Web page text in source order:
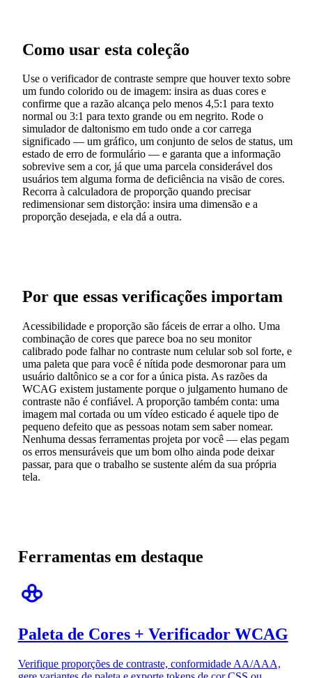
Como usar esta coleção
Use o verificador de contraste sempre que houver texto sobre
um fundo colorido ou de imagem: insira as duas cores e
confirme que a razão alcança pelo menos 4,5:1 para texto
normal ou 3:1 para texto grande ou em negrito. Rode o
simulador de daltonismo em tudo onde a cor carrega
significado — um gráfico, um conjunto de selos de status, um
estado de erro de formulário — e garanta que a informação
sobrevive sem a cor, já que uma parcela considerável dos
usuários tem alguma forma de deficiência na visão de cores.
Recorra à calculadora de proporção quando precisar
redimensionar sem distorção: insira uma dimensão e a
proporção desejada, e ela dá a outra.
Por que essas verificações importam
Acessibilidade e proporção são fáceis de errar a olho. Uma
combinação de cores que parece boa no seu monitor
calibrado pode falhar no contraste num celular sob sol forte, e
uma paleta que para você é nítida pode desmoronar para um
usuário daltônico se a cor for a única pista. As razões da
WCAG existem justamente porque o julgamento humano de
contraste não é confiável. A proporção também conta: uma
imagem mal cortada ou um vídeo esticado é aquele tipo de
pequeno defeito que as pessoas notam sem saber nomear.
Nenhuma dessas ferramentas projeta por você — elas pegam
os erros mensuráveis que um bom olho ainda pode deixar
passar, para que o trabalho se sustente além da sua própria
tela.
Ferramentas em destaque
Paleta de Cores + Verificador WCAG
Verifique proporções de contraste, conformidade AA/AAA,